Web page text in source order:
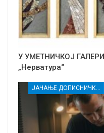
У УМЕТНИЧКОЈ
„Нерватура“
ЈАЧАЊЕ ДОПИСНИЧКЕ МРЕЖЕ НЕЗАВИСНИХ МЕДИЈА У РАСИНСКОМ ОКРУГУ